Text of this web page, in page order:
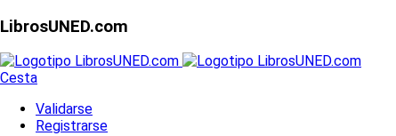
LibrosUNED.com
Cesta
Validarse
Registrarse